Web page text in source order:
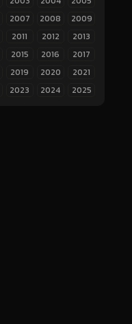
2007 2008
2009
2011 2012
2013
2015 2016
2017
2019 2020
2021
2023 2024 2025